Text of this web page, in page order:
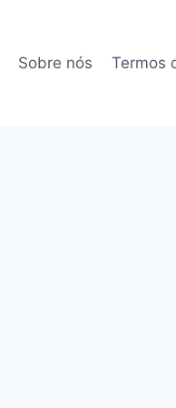
Sobre nós Termos